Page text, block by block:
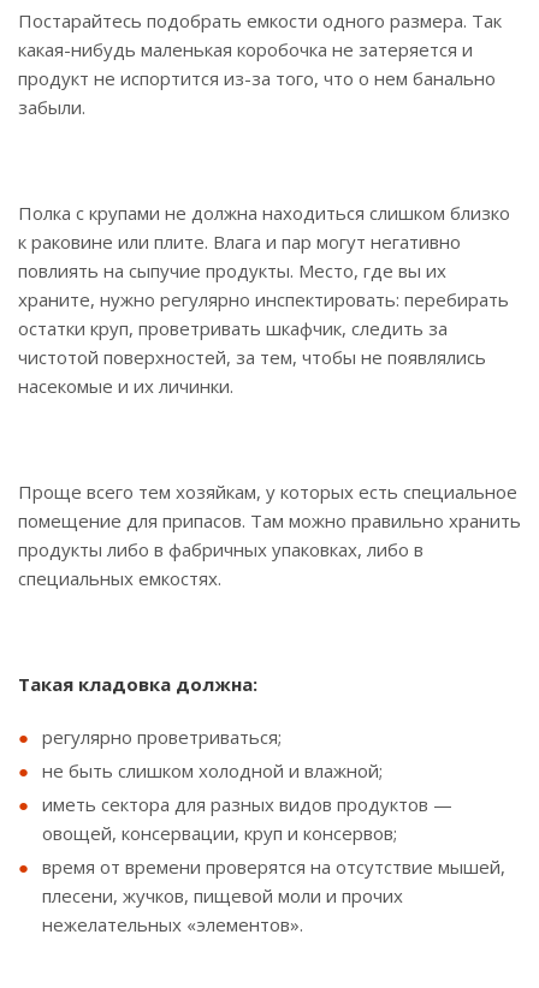
Постарайтесь подобрать емкости одного размера. Так
какая-нибудь маленькая коробочка не затеряется и
продукт не испортится из-за того, что о нем банально
забыли.
Полка с крупами не должна находиться слишком близко
к раковине или плите. Влага и пар могут негативно
повлиять на сыпучие продукты. Место, где вы их
храните, нужно регулярно инспектировать: перебирать
остатки круп, проветривать шкафчик, следить за
чистотой поверхностей, за тем, чтобы не появлялись
насекомые и их личинки.
Проще всего тем хозяйкам, у которых есть специальное
помещение для припасов. Там можно правильно хранить
продукты либо в фабричных упаковках, либо в
специальных емкостях.
Такая кладовка должна:
регулярно проветриваться;
не быть слишком холодной и влажной;
иметь сектора для разных видов продуктов —
овощей, консервации, круп и консервов;
время от времени проверятся на отсутствие мышей,
плесени, жучков, пищевой моли и прочих
нежелательных «элементов».